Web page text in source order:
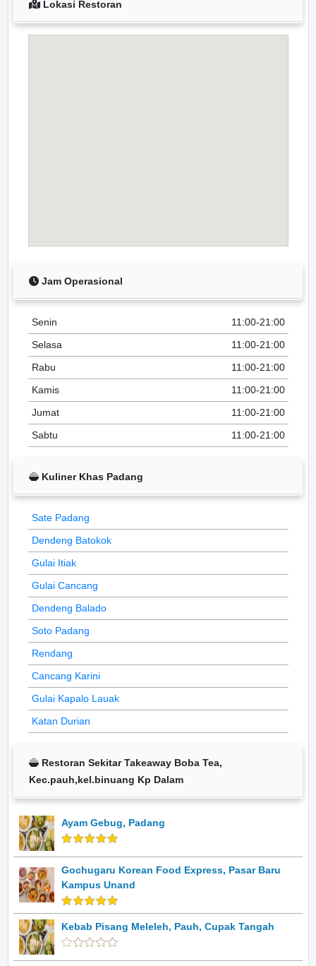
Lokasi Restoran
Jam Operasional
Senin
11:00-21:00
Selasa
11:00-21:00
Rabu
11:00-21:00
Kamis
11:00-21:00
Jumat
11:00-21:00
Sabtu
11:00-21:00
Kuliner Khas Padang
Sate Padang
Dendeng Batokok
Gulai Itiak
Gulai Cancang
Dendeng Balado
Soto Padang
Rendang
Cancang Karini
Gulai Kapalo Lauak
Katan Durian
Restoran Sekitar Takeaway Boba Tea,
Kec.pauh,kel.binuang Kp Dalam
Ayam Gebug, Padang
Gochugaru Korean Food Express, Pasar Baru
Kampus Unand
Kebab Pisang Meleleh, Pauh, Cupak Tangah